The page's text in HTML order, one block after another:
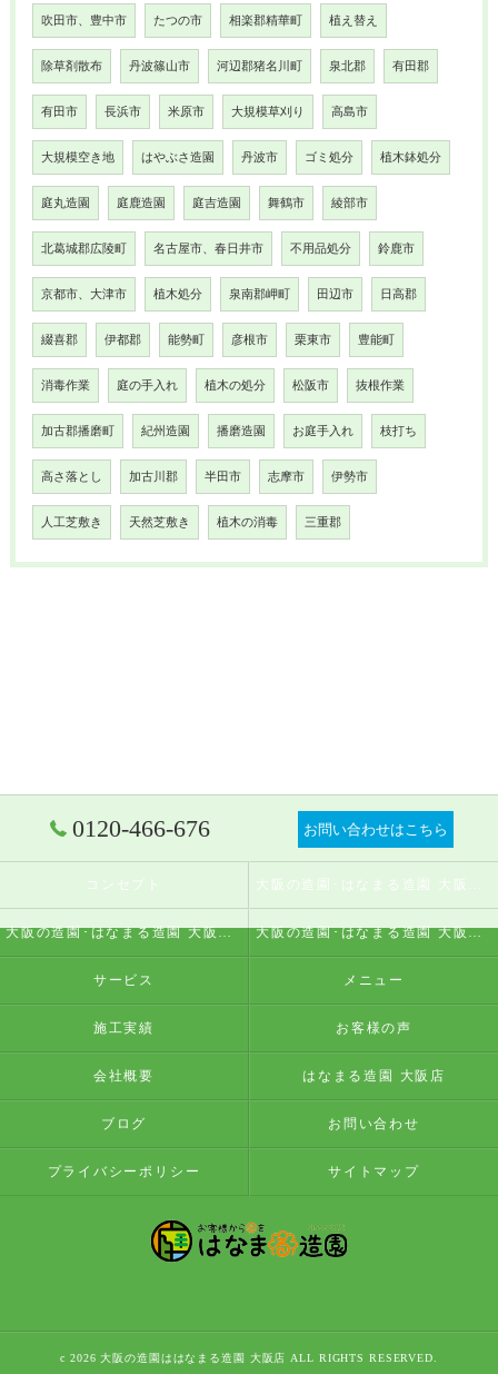
吹田市、豊中市 たつの市 相楽郡精華町 植え替え
除草剤散布 丹波篠山市 河辺郡猪名川町 泉北郡 有田郡
有田市 長浜市 米原市 大規模草刈り 高島市
大規模空き地 はやぶさ造園 丹波市 ゴミ処分 植木鉢処分
庭丸造園 庭鹿造園 庭吉造園 舞鶴市 綾部市
北葛城郡広陵町 名古屋市、春日井市 不用品処分 鈴鹿市
京都市、大津市 植木処分 泉南郡岬町 田辺市 日高郡
綴喜郡 伊都郡 能勢町 彦根市 栗東市 豊能町
消毒作業 庭の手入れ 植木の処分 松阪市 抜根作業
加古郡播磨町 紀州造園 播磨造園 お庭手入れ 枝打ち
高さ落とし 加古川郡 半田市 志摩市 伊勢市
人工芝敷き 天然芝敷き 植木の消毒 三重郡
0120-466-676 お問い合わせはこちら
コンセプト
大阪の造園･はなまる造園 大阪店の評判 大阪の造園･はなまる造園 大阪店のお客様の声
サービス メニュー
施工実績 お客様の声
会社概要 はなまる造園 大阪店
ブログ お問い合わせ
プライバシーポリシー サイトマップ
c 2026 大阪の造園ははなまる造園 大阪店 ALL RIGHTS RESERVED.